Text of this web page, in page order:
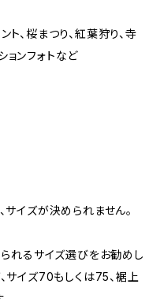
、桜まつり、紅葉狩り、寺
ンフォトなど
サイズが決められません。
られるサイズ選びをお勧めし
サイズ70もしくは75、裾上